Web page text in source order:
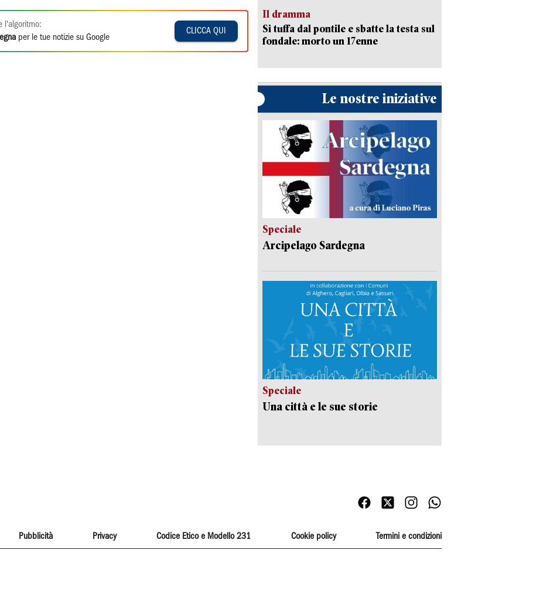
l'algoritmo:
per le tue notizie su Google
CLICCA QUI
Il dramma
Si tuffa dal pontile e sbatte la testa sul
fondale: morto un 17enne
Le nostre iniziative
Speciale
Arcipelago Sardegna
Speciale
Una città e le sue storie
Pubblicità Privacy Codice Etico e Modello 231 Cookie policy Termini e condizioni